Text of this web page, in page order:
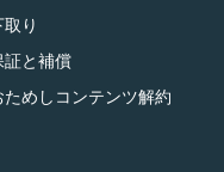
取り
証と補償
ためしコンテンツ解約